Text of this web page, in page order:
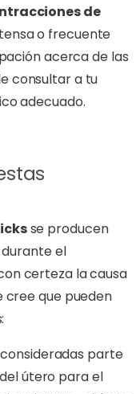
de
o frecuente
acerca de las
consultar a tu
adecuado.
se producen
el
certeza la causa
cree que pueden
consideradas parte
útero para el